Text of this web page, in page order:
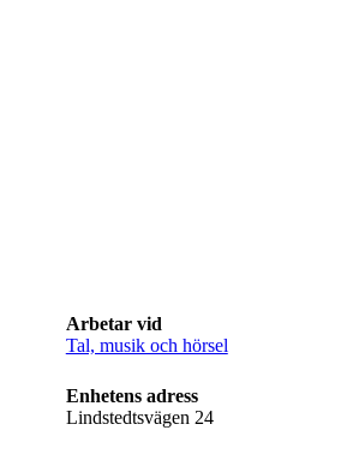
Arbetar vid
Tal, musik och hörsel
Enhetens adress
Lindstedtsvägen 24